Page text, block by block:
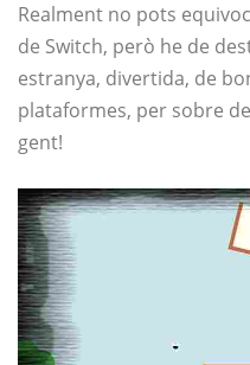
Realment no pots
de Switch, però he de
estranya, divertida, de
plataformes, per sobre
gent!